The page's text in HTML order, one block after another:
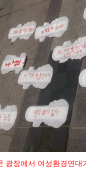
광장에서 여성환경연